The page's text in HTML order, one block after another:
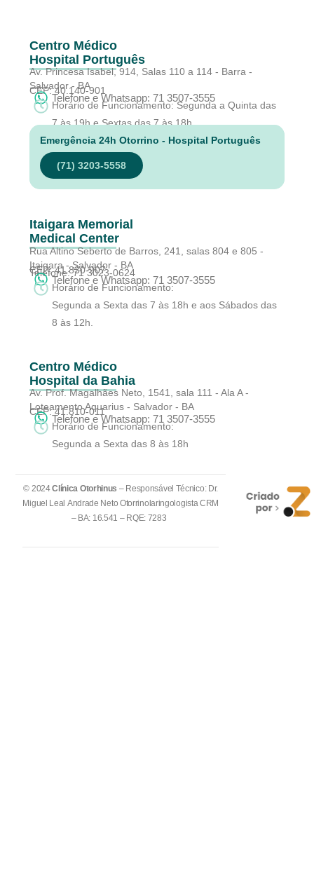
Centro Médico
Hospital Português
Av. Princesa Isabel, 914, Salas 110 a 114 - Barra -
Salvador - BA
CEP: 40.140-901
Telefone e Whatsapp: 71 3507-3555
Horário de Funcionamento: Segunda a Quinta das
7 às 19h e Sextas das 7 às 18h
Emergência 24h Otorrino - Hospital Português
(71) 3203-5558
Itaigara Memorial
Medical Center
Rua Altino Seberto de Barros, 241, salas 804 e 805 -
Itaigara - Salvador - BA
CEP: 41.830-907
Telefone: 71 3023-0624
Telefone e Whatsapp: 71 3507-3555
Horário de Funcionamento:
Segunda a Sexta das 7 às 18h e aos Sábados das
8 às 12h.
Centro Médico
Hospital da Bahia
Av. Prof. Magalhães Neto, 1541, sala 111 - Ala A -
Loteamento Aquarius - Salvador - BA
CEP: 41.810-011
Telefone e Whatsapp: 71 3507-3555
Horário de Funcionamento:
Segunda a Sexta das 8 às 18h
© 2024Clínica Otorhinus – Responsável Técnico: Dr.
Miguel Leal Andrade Neto Otorrinolaringologista CRM
– BA: 16.541 – RQE: 7283